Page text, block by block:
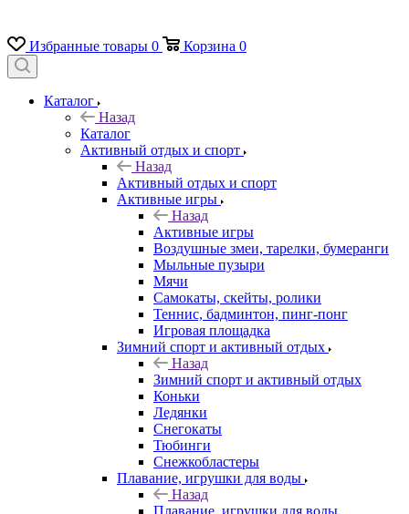
Избранные товары 0 Корзина 0
Каталог
Назад
Каталог
Активный отдых и спорт
Назад
Активный отдых и спорт
Активные игры
Назад
Активные игры
Воздушные змеи, тарелки, бумеранги
Мыльные пузыри
Мячи
Самокаты, скейты, ролики
Теннис, бадминтон, пинг-понг
Игровая площадка
Зимний спорт и активный отдых
Назад
Зимний спорт и активный отдых
Коньки
Ледянки
Снегокаты
Тюбинги
Снежкобластеры
Плавание, игрушки для воды
Назад
Плавание, игрушки для воды